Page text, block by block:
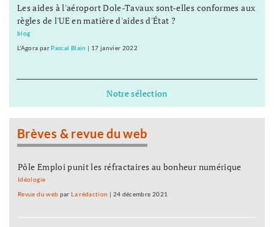
Les aides à l'aéroport Dole-Tavaux sont-elles conformes aux
règles de l'UE en matière d'aides d'État ?
blog
L'Agora par Pascal Blain | 17 janvier 2022
Notre sélection
Brèves & revue du web
Pôle Emploi punit les réfractaires au bonheur numérique
Idéologie
Revue du web parLa rédaction | 24 décembre 2021